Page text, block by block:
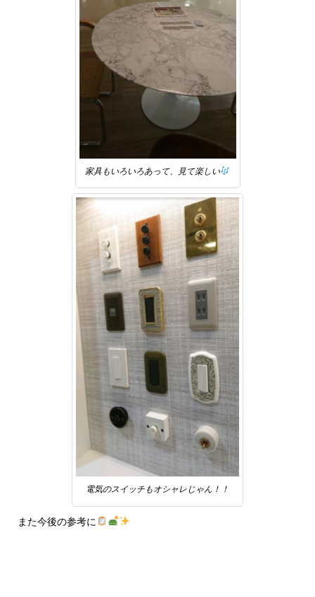
家具もいろいろあって、見て楽しい
電気のスイッチもオシャレじゃん！！
また今後の参考に